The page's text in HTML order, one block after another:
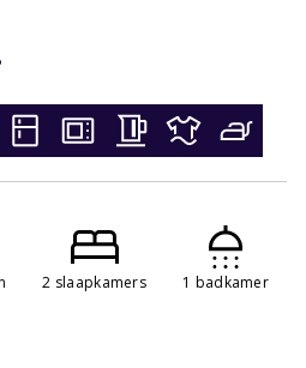
2 slaapkamers 1 badkamer